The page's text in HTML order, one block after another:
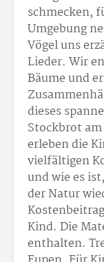
schmecken,
Umgebung
Vögel uns
Lieder. Wir
Bäume und
dieses
Stockbrot
erleben die
vielfältigen
und wie es
der Natur
Kind. Die
enthalten.